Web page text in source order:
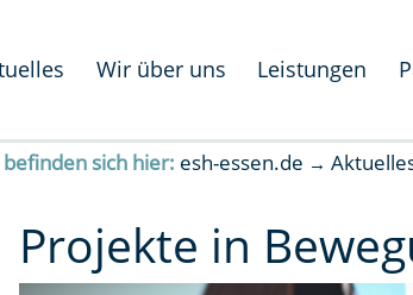
Wir über uns Leistungen
befinden sich hier: esh-essen.de →
Projekte in